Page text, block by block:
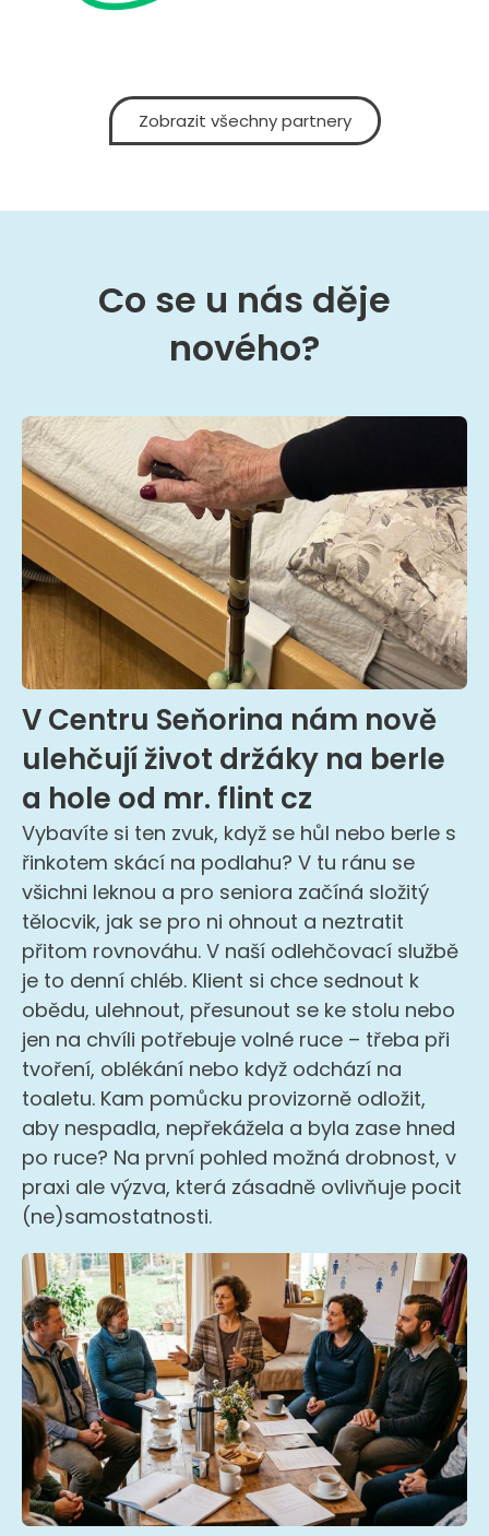
Zobrazit všechny partnery
Co se u nás děje
nového?
V Centru Seňorina nám nově
ulehčují život držáky na berle
a hole od mr. flint cz
Vybavíte si ten zvuk, když se hůl nebo berle s
řinkotem skácí na podlahu? V tu ránu se
všichni leknou a pro seniora začíná složitý
tělocvik, jak se pro ni ohnout a neztratit
přitom rovnováhu. V naší odlehčovací službě
je to denní chléb. Klient si chce sednout k
obědu, ulehnout, přesunout se ke stolu nebo
jen na chvíli potřebuje volné ruce – třeba při
tvoření, oblékání nebo když odchází na
toaletu. Kam pomůcku provizorně odložit,
aby nespadla, nepřekážela a byla zase hned
po ruce? Na první pohled možná drobnost, v
praxi ale výzva, která zásadně ovlivňuje pocit
(ne)samostatnosti.